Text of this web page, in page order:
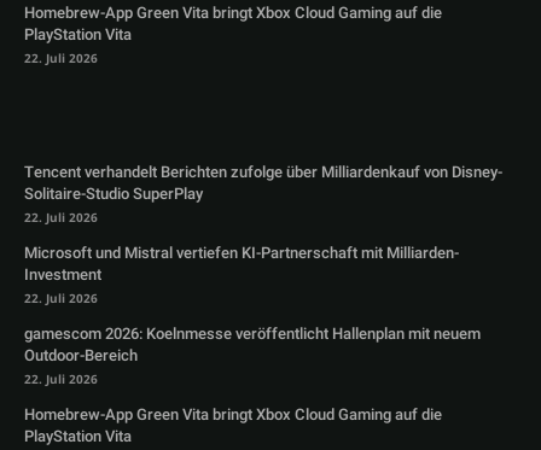
Homebrew-App Green Vita bringt Xbox Cloud Gaming auf die
PlayStation Vita
22. Juli 2026
Tencent verhandelt Berichten zufolge über Milliardenkauf von Disney-
Solitaire-Studio SuperPlay
22. Juli 2026
Microsoft und Mistral vertiefen KI-Partnerschaft mit Milliarden-
Investment
22. Juli 2026
gamescom 2026: Koelnmesse veröffentlicht Hallenplan mit neuem
Outdoor-Bereich
22. Juli 2026
Homebrew-App Green Vita bringt Xbox Cloud Gaming auf die
PlayStation Vita